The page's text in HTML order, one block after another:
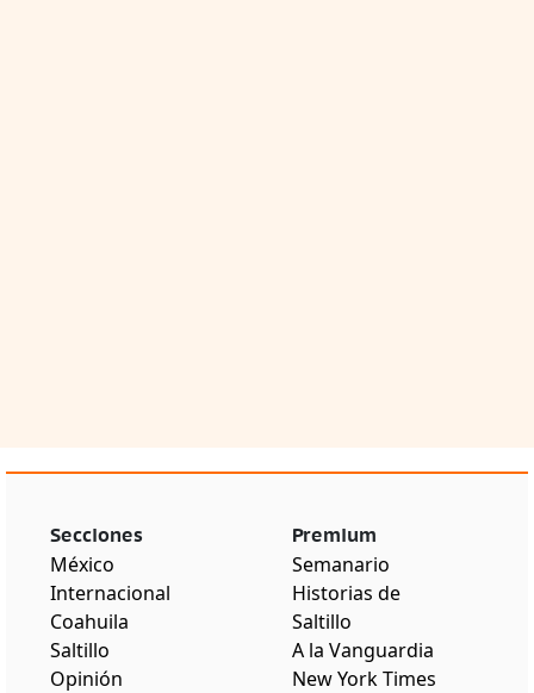
Secciones
México
Internacional
Coahuila
Saltillo
Opinión
Premium
Semanario
Historias de
Saltillo
A la Vanguardia
New York Times